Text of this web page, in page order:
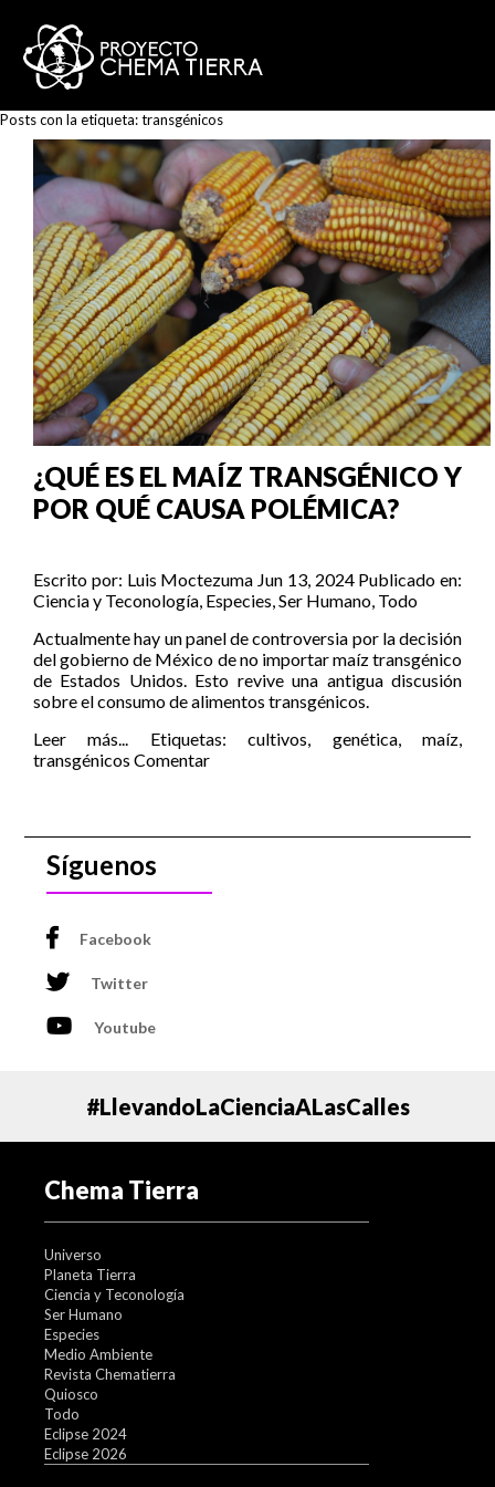
Posts con la etiqueta:transgénicos
¿QUÉ ES EL MAÍZ TRANSGÉNICO Y
POR QUÉ CAUSA POLÉMICA?
Escrito por: Luis Moctezuma Jun 13, 2024 Publicado en:
Ciencia y Teconología, Especies,Ser Humano, Todo
Actualmente hay un panel de controversia por la decisión
del gobierno de México de no importar maíz transgénico
de Estados Unidos. Esto revive una antigua discusión
sobre el consumo de alimentos transgénicos.
Leer más...
Etiquetas:cultivos, genética,maíz,
transgénicos Comentar
Síguenos
Facebook
Twitter
Youtube
#LlevandoLaCienciaALasCalles
Chema Tierra
Universo
Planeta Tierra
Ciencia y Teconología
Ser Humano
Especies
Medio Ambiente
Revista Chematierra
Quiosco
Todo
Eclipse 2024
Eclipse 2026